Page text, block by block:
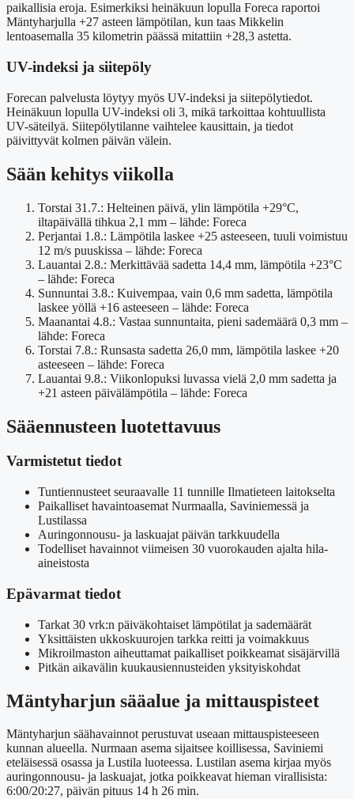
paikallisia eroja. Esimerkiksi heinäkuun lopulla Foreca raportoi
Mäntyharjulla +27 asteen lämpötilan, kun taas Mikkelin
lentoasemalla 35 kilometrin päässä mitattiin +28,3 astetta.
UV-indeksi ja siitepöly
Forecan palvelusta löytyy myös UV-indeksi ja siitepölytiedot.
Heinäkuun lopulla UV-indeksi oli 3, mikä tarkoittaa kohtuullista
UV-säteilyä. Siitepölytilanne vaihtelee kausittain, ja tiedot
päivittyvät kolmen päivän välein.
Sään kehitys viikolla
Torstai 31.7.: Helteinen päivä, ylin lämpötila +29°C,
iltapäivällä tihkua 2,1 mm – lähde: Foreca
Perjantai 1.8.: Lämpötila laskee +25 asteeseen, tuuli voimistuu
12 m/s puuskissa – lähde: Foreca
Lauantai 2.8.: Merkittävää sadetta 14,4 mm, lämpötila +23°C
– lähde: Foreca
Sunnuntai 3.8.: Kuivempaa, vain 0,6 mm sadetta, lämpötila
laskee yöllä +16 asteeseen – lähde: Foreca
Maanantai 4.8.: Vastaa sunnuntaita, pieni sademäärä 0,3 mm –
lähde: Foreca
Torstai 7.8.: Runsasta sadetta 26,0 mm, lämpötila laskee +20
asteeseen – lähde: Foreca
Lauantai 9.8.: Viikonlopuksi luvassa vielä 2,0 mm sadetta ja
+21 asteen päivälämpötila – lähde: Foreca
Sääennusteen luotettavuus
Varmistetut tiedot
Tuntiennusteet seuraavalle 11 tunnille Ilmatieteen laitokselta
Paikalliset havaintoasemat Nurmaalla, Saviniemessä ja
Lustilassa
Auringonnousu- ja laskuajat päivän tarkkuudella
Todelliset havainnot viimeisen 30 vuorokauden ajalta hila-
aineistosta
Epävarmat tiedot
Tarkat 30 vrk:n päiväkohtaiset lämpötilat ja sademäärät
Yksittäisten ukkoskuurojen tarkka reitti ja voimakkuus
Mikroilmaston aiheuttamat paikalliset poikkeamat sisäjärvillä
Pitkän aikavälin kuukausiennusteiden yksityiskohdat
Mäntyharjun sääalue ja mittauspisteet
Mäntyharjun säähavainnot perustuvat useaan mittauspisteeseen
kunnan alueella. Nurmaan asema sijaitsee koillisessa, Saviniemi
eteläisessä osassa ja Lustila luoteessa. Lustilan asema kirjaa myös
auringonnousu- ja laskuajat, jotka poikkeavat hieman virallisista:
6:00/20:27, päivän pituus 14 h 26 min.